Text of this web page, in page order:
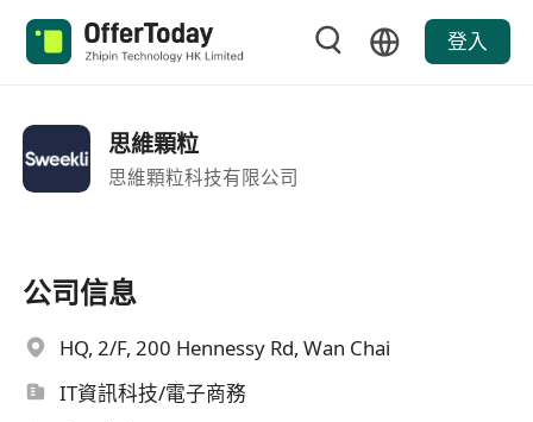
登入
思維顆粒
思維顆粒科技有限公司
公司信息
HQ, 2/F, 200 Hennessy Rd, Wan Chai
IT資訊科技/電子商務